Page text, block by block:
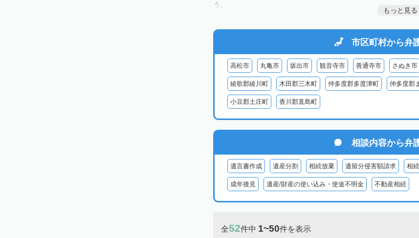
う。
もっと見る
市区町村から弁
高松市 丸亀市 坂出市 観音寺市 善通寺市 さぬき市
綾歌郡綾川町 木田郡三木町 仲多度郡多度津町 仲多度郡
小豆郡土庄町 香川郡直島町
相談内容から弁
遺言書作成 遺産分割 相続放棄 遺留分侵害額請求 相
成年後見 遺産/財産の使い込み・使途不明金 不動産相続
全52件中 1~50件を表示